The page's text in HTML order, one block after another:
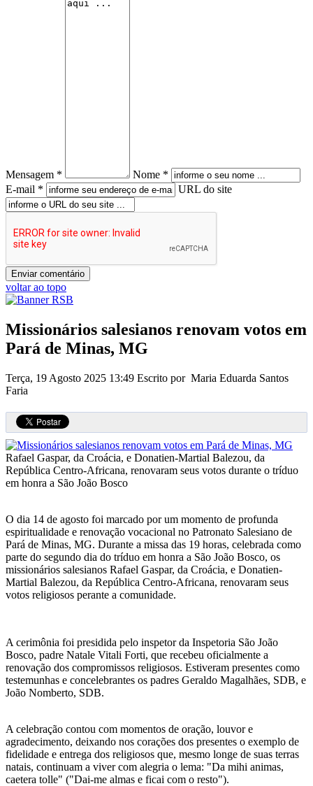
Mensagem *
Nome *
E-mail *
URL do site
voltar ao topo
Missionários salesianos renovam votos em
Pará de Minas, MG
Terça, 19 Agosto 2025 13:49 Escrito por Maria Eduarda Santos
Faria
Rafael Gaspar, da Croácia, e Donatien-Martial Balezou, da
República Centro-Africana, renovaram seus votos durante o tríduo
em honra a São João Bosco
O dia 14 de agosto foi marcado por um momento de profunda
espiritualidade e renovação vocacional no Patronato Salesiano de
Pará de Minas, MG. Durante a missa das 19 horas, celebrada como
parte do segundo dia do tríduo em honra a São João Bosco, os
missionários salesianos Rafael Gaspar, da Croácia, e Donatien-
Martial Balezou, da República Centro-Africana, renovaram seus
votos religiosos perante a comunidade.
A cerimônia foi presidida pelo inspetor da Inspetoria São João
Bosco, padre Natale Vitali Forti, que recebeu oficialmente a
renovação dos compromissos religiosos. Estiveram presentes como
testemunhas e concelebrantes os padres Geraldo Magalhães, SDB, e
João Nomberto, SDB.
A celebração contou com momentos de oração, louvor e
agradecimento, deixando nos corações dos presentes o exemplo de
fidelidade e entrega dos religiosos que, mesmo longe de suas terras
natais, continuam a viver com alegria o lema: "Da mihi animas,
caetera tolle" ("Dai-me almas e ficai com o resto").